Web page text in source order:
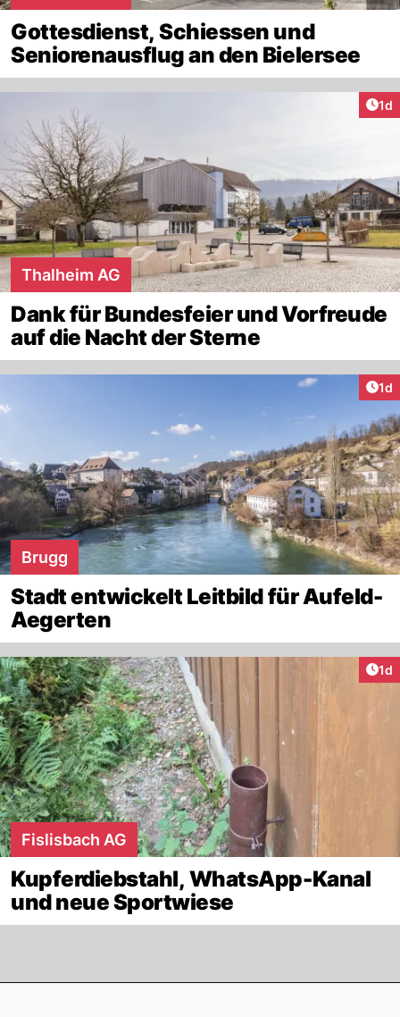
Gottesdienst, Schiessen und
Seniorenausflug an den Bielersee
1d
Thalheim AG
Dank für Bundesfeier und Vorfreude
auf die Nacht der Sterne
1d
Brugg
Stadt entwickelt Leitbild für Aufeld-
Aegerten
1d
Fislisbach AG
Kupferdiebstahl, WhatsApp-Kanal
und neue Sportwiese